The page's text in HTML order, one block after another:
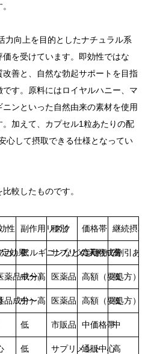
力向上を目的としたナチュラル系
を受けています。即効性ではな
善と、自然な勃起サポートを目指
す。原料にはロイヤルハニー、マ
ンといった自然由来の素材を使用
。加えて、カプセル1粒あたりの配
心して摂取できる仕様となってい
較したものです。
性 副作用リスク
種別 価格帯 継続摂取
カ、アルギニンなどの天然成分
効果
低 サプリメント定期便で割引あり
高
薬品成分）
中〜高 医薬品 高額（要処方）
低
品成分）
中〜高 医薬品 高額（要処方）
低
低 市販品 中価格帯中
低 サプリメント
通販中心高